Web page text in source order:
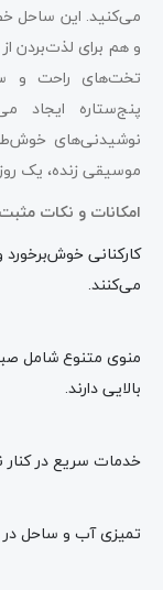
می‌کنید. این ساحل
و هم برای لذت‌بردن
تخت‌های راحت و
پنج‌ستاره ایجاد
نوشیدنی‌های
موسیقی زنده، یک روز
امکانات و نکات
کارکنانی خوش‌برخورد
می‌کنند.
منوی متنوع شامل
بالایی دارند.
خدمات سریع در
تمیزی آب و ساحل در